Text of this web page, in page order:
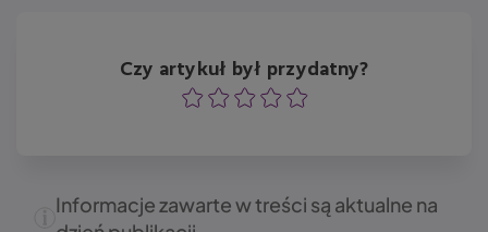
Czy artykuł był przydatny?
OcenaOcenaOcena
OcenaOcena
Informacje zawarte w treści są aktualne na